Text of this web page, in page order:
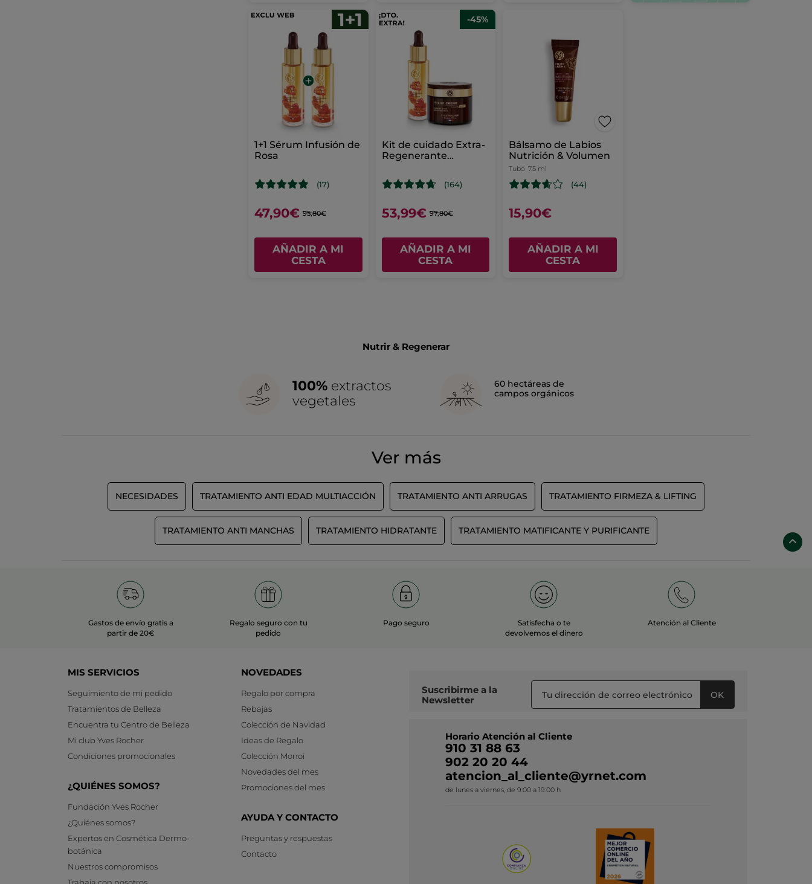
1+1 Sérum Infusión de
Rosa
(17)
47,90€ 95,80€
AÑADIR A MI
CESTA
-45%
Kit de cuidado Extra-
Regenerante
Riche Creme
(164)
53,99€ 97,80€
AÑADIR A MI
CESTA
Bálsamo de Labios
Nutrición & Volumen
Tubo 7.5 ml
(44)
15,90€
AÑADIR A MI
CESTA
Nutrir & Regenerar
100% extractos
vegetales
60 hectáreas de
campos orgánicos
Ver más
NECESIDADES TRATAMIENTO ANTI EDAD MULTIACCIÓN TRATAMIENTO ANTI ARRUGAS TRATAMIENTO FIRMEZA & LIFTING
TRATAMIENTO ANTI MANCHAS TRATAMIENTO HIDRATANTE TRATAMIENTO MATIFICANTE Y PURIFICANTE
Gastos de envío gratis a
partir de 20€
Regalo seguro con tu
pedido
Pago seguro
Satisfecha o te
devolvemos el dinero
Atención al Cliente
MIS SERVICIOS
Seguimiento de mi pedido
Tratamientos de Belleza
Encuentra tu Centro de Belleza
Mi club Yves Rocher
Condiciones promocionales
¿QUIÉNES SOMOS?
Fundación Yves Rocher
¿Quiénes somos?
Expertos en Cosmética Dermo-
botánica
Nuestros compromisos
NOVEDADES
Regalo por compra
Rebajas
Colección de Navidad
Ideas de Regalo
Colección Monoi
Novedades del mes
Promociones del mes
AYUDA Y CONTACTO
Preguntas y respuestas
Contacto
Suscribirme a la
Newsletter
OK
Horario Atención al Cliente
910 31 88 63
902 20 20 44
atencion_al_cliente@yrnet.com
de lunes a viernes, de 9:00 a 19:00 h